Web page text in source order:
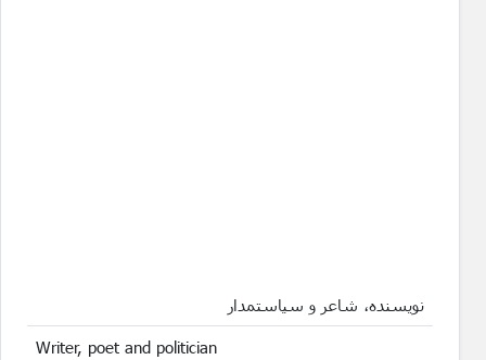
نویسنده، شاعر و سیاستمدار
Writer, poet and politician